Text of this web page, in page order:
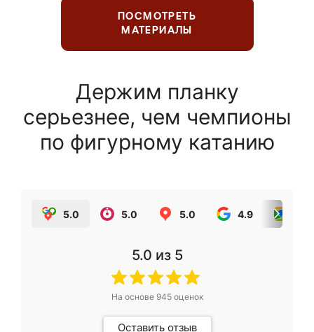
ПОСМОТРЕТЬ
МАТЕРИАЛЫ
Держим планку
серьезнее, чем чемпионы
по фигурному катанию
5.0 5.0 5.0 4.9
5.0 из 5
На основе 945оценок
Оставить отзыв